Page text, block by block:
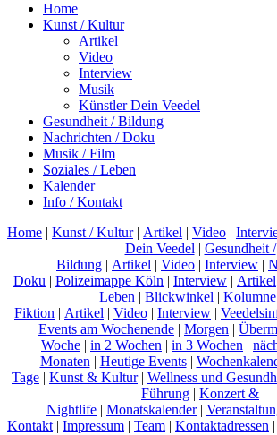
Home
Kunst / Kultur
Artikel
Video
Interview
Musik
Künstler Dein Veedel
Gesundheit / Bildung
Nachrichten / Doku
Musik / Film
Soziales / Leben
Kalender
Info / Kontakt
Home | Kunst / Kultur| Artikel | Video |
Dein Veedel | Gesundheit /
Bildung | Artikel | Video | Interview |
Doku | Polizeimappe Köln | Interview | Artikel
Leben | Blickwinkel |
Fiktion | Artikel | Video | Interview |
Events am Wochenende | Morgen |
Woche | in 2 Wochen | in 3 Wochen |
Monaten | Heutige Events|
Tage | Kunst & Kultur| Wellness und
Führung | Konzert &
Nightlife | Monatskalender|
Kontakt | Impressum | Team | Kontaktadressen |